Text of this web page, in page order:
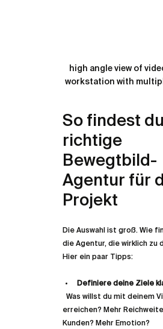
high angle view of
workstation with
So findest
richtige
Bewegtbild-
Agentur für
Projekt
Die Auswahl ist groß. Wie
die Agentur, die wirklich zu
Hier ein paar Tipps:
Definiere deine Ziele
erreichen? Mehr
Kunden? Mehr Emotion?